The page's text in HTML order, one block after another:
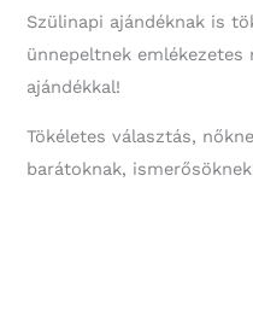
Szülinapi ajándéknak is
ünnepeltnek emlékezetes
ajándékkal!
Tökéletes választás,
barátoknak,